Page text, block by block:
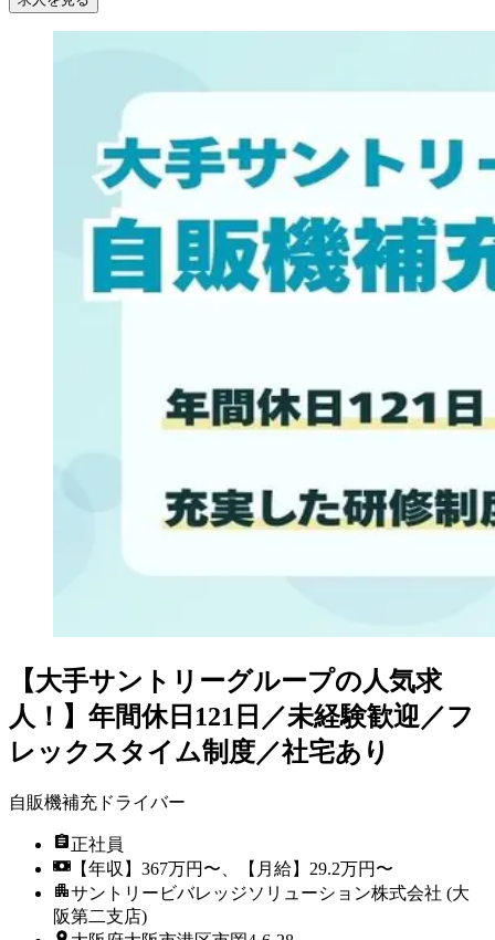
【大手サントリーグループの人気求
人！】年間休日121日／未経験歓迎／フ
レックスタイム制度／社宅あり
自販機補充ドライバー
正社員
【年収】367万円〜、【月給】29.2万円〜
サントリービバレッジソリューション株式会社 (大
阪第二支店)